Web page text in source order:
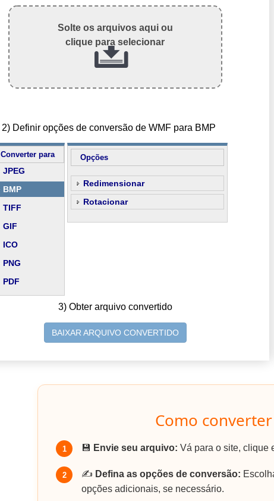
Solte os arquivos aqui ou
clique para selecionar
2) Definir opções de conversão de WMF para BMP
Converter para
JPEG
BMP
TIFF
GIF
ICO
PNG
PDF
Opções
Redimensionar
Rotacionar
3) Obter arquivo convertido
BAIXAR ARQUIVO CONVERTIDO
Como
1 💾 Envie seu arquivo: Vá para o site, clique
2 ✍️ Defina as opções de conversão:
opções adicionais, se necessário.